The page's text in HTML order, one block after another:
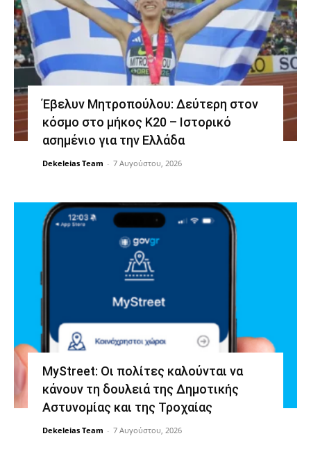
Έβελυν Μητροπούλου: Δεύτερη στον
κόσμο στο μήκος Κ20 – Ιστορικό
ασημένιο για την Ελλάδα
Dekeleias Team - 7 Αυγούστου, 2026
MyStreet: Οι πολίτες καλούνται να
κάνουν τη δουλειά της Δημοτικής
Αστυνομίας και της Τροχαίας
Dekeleias Team - 7 Αυγούστου, 2026